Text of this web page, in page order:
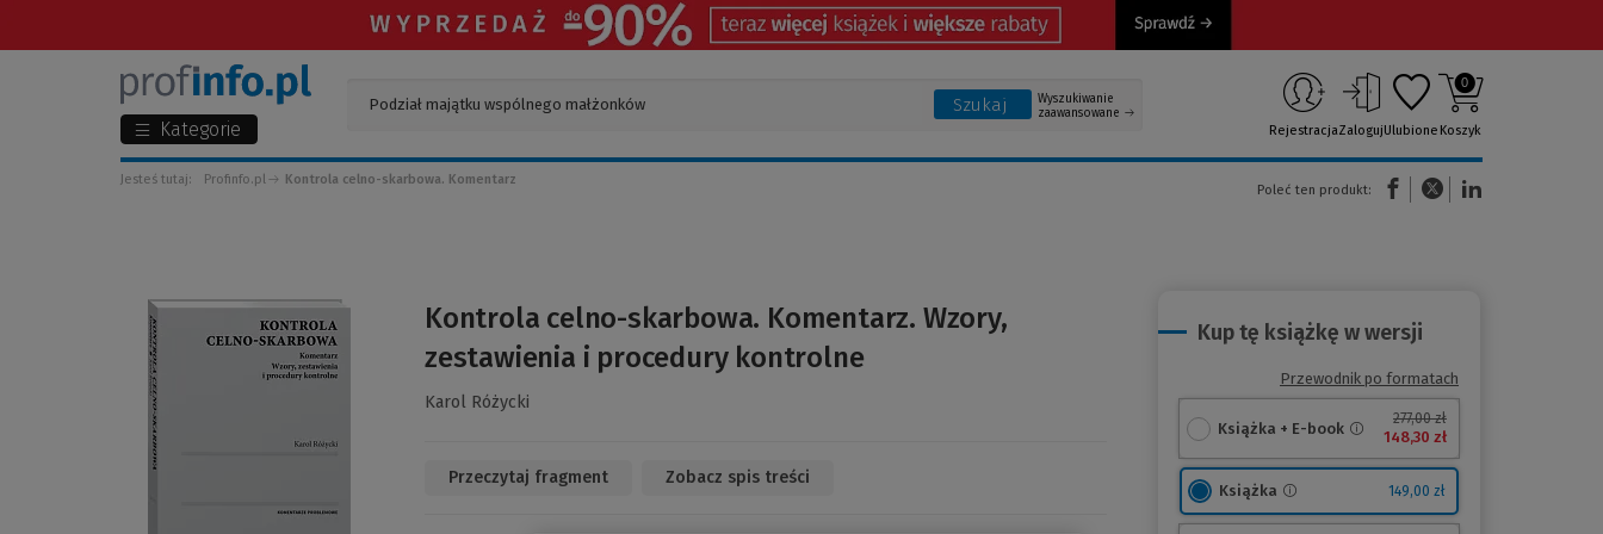
Kategorie
Szukaj
Wyszukiwanie
zaawansowane
RejestracjaZalogujUlubione
0
Koszyk
Jesteś tutaj: Profinfo.pl Kontrola celno-skarbowa. Komentarz
Poleć ten produkt:
(Nowe okno)(Link do innej strony)
(Link
Kontrola celno-skarbowa. Komentarz. Wzory,
zestawienia i procedury kontrolne
Karol Różycki
Przeczytaj fragment Zobacz spis treści
Kup tę książkę w wersji
Przewodnik po formatach
Książka + E-book
277,00 zł
148,30 zł
Książka 149,00 zł